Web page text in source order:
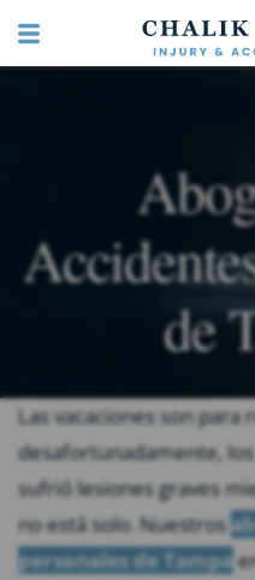
de
Las vacaciones son
desafortunadamente,
sufrió lesiones graves
no está solo. Nuestros
personales de Tampa